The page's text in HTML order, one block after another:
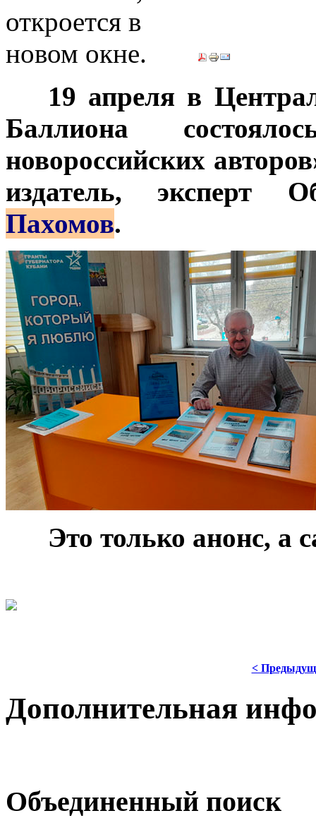
19 апреля в
Баллиона
новороссийских
издатель, эксперт
Пахомов.
Это только анонс, а
<
Дополнительная
Объединенный поиск